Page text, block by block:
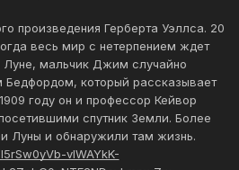
произведения Герберта Уэллса. 20
весь мир с нетерпением ждет
мальчик Джим случайно
который рассказывает
году он и профессор Кейвор
спутник Земли. Более
Луны и обнаружили там жизнь.